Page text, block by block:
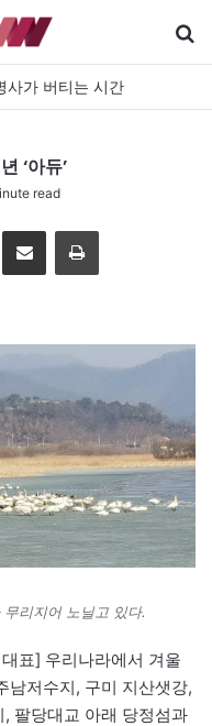
사가 버티는 시간
‘아듀’
read
이메일
리지어 노닐고 있다.
표] 우리나라에서 겨울
남저수지, 구미 지산샛강,
팔당대교 아래 당정섬과